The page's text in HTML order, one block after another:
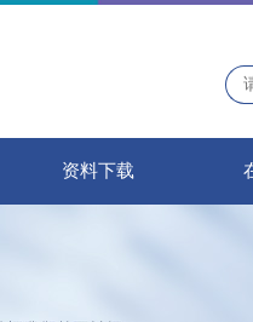
资料下载